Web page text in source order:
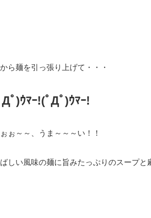
ら麺を引っ張り上げて・・・
Дﾟ)ｳﾏｰ!(ﾟДﾟ)ｳﾏｰ!
ぉ～～、うま～～～い！！
しい風味の麺に旨みたっぷりのスープと